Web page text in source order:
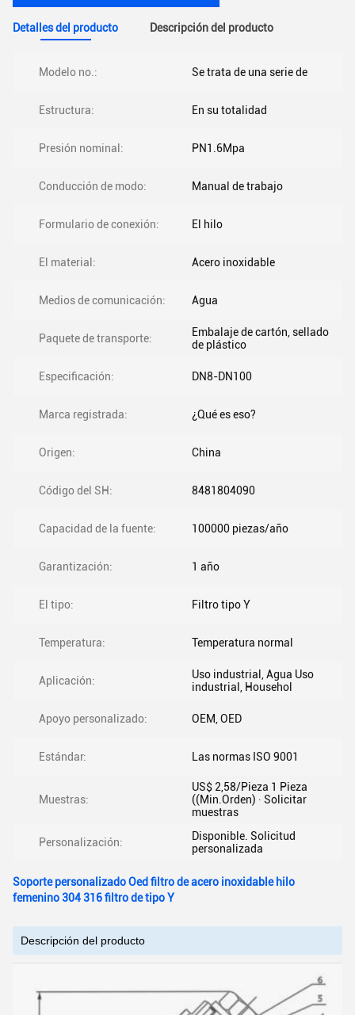
Detalles del producto Descripción del producto
Modelo no.: Se trata de una serie de
Estructura: En su totalidad
Presión nominal: PN1.6Mpa
Conducción de modo: Manual de trabajo
Formulario de conexión: El hilo
El material: Acero inoxidable
Medios de comunicación: Agua
Paquete de transporte:
Embalaje de cartón, sellado
de plástico
Especificación: DN8-DN100
Marca registrada: ¿Qué es eso?
Origen: China
Código del SH: 8481804090
Capacidad de la fuente: 100000 piezas/año
Garantización: 1 año
El tipo: Filtro tipo Y
Temperatura: Temperatura normal
Aplicación:
Uso industrial, Agua Uso
industrial, Househol
Apoyo personalizado: OEM, OED
Estándar: Las normas ISO 9001
Muestras:
US$ 2,58/Pieza 1 Pieza
((Min.Orden) ∙ Solicitar
muestras
Personalización:
Disponible. Solicitud
personalizada
Soporte personalizado Oed filtro de acero inoxidable hilo
femenino 304 316 filtro de tipo Y
Descripción del producto